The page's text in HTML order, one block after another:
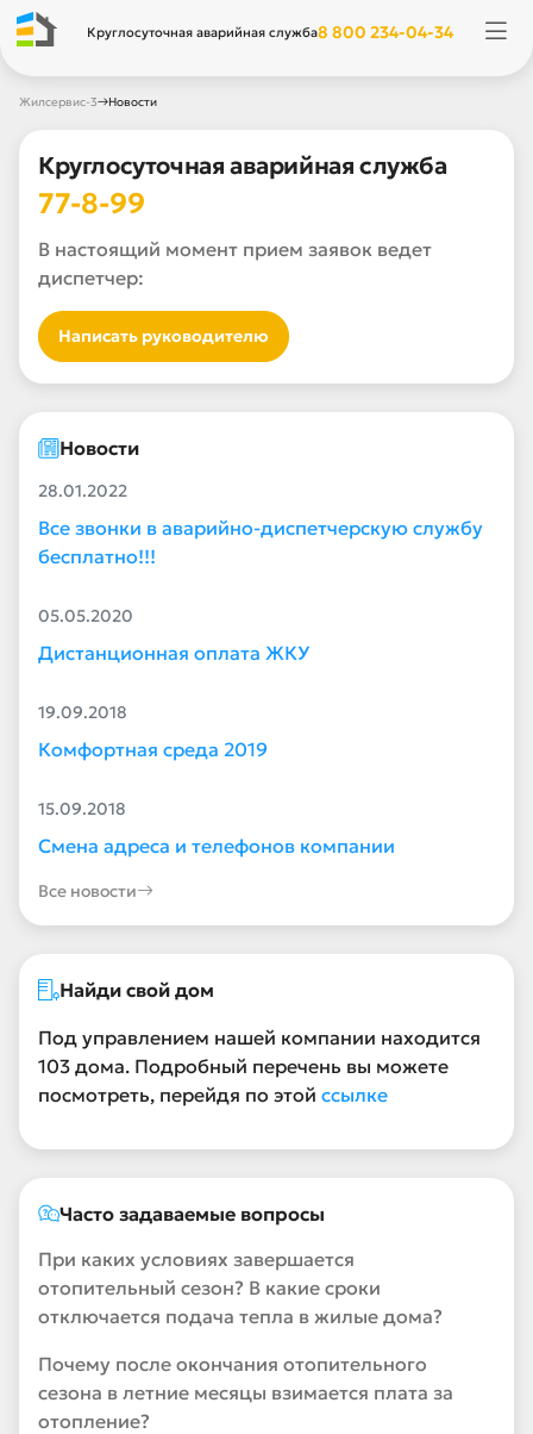
Круглосуточная аварийная служба8 800 234-04-34
Жилсервис-3→Новости
Круглосуточная аварийная служба
77-8-99
В настоящий момент прием заявок ведет
диспетчер:
Написать руководителю
Новости
28.01.2022
Все звонки в аварийно-диспетчерскую службу
бесплатно!!!
05.05.2020
Дистанционная оплата ЖКУ
19.09.2018
Комфортная среда 2019
15.09.2018
Смена адреса и телефонов компании
Все новости
Найди свой дом
Под управлением нашей компании находится
103 дома. Подробный перечень вы можете
посмотреть, перейдя по этой ссылке
Часто задаваемые вопросы
При каких условиях завершается
отопительный сезон? В какие сроки
отключается подача тепла в жилые дома?
Почему после окончания отопительного
сезона в летние месяцы взимается плата за
отопление?